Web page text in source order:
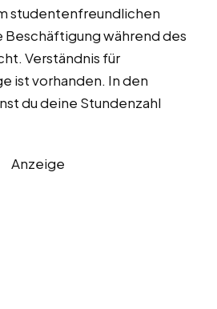
studentenfreundlichen
während des
Verständnis für
ist vorhanden. In den
du deine Stundenzahl
Anzeige